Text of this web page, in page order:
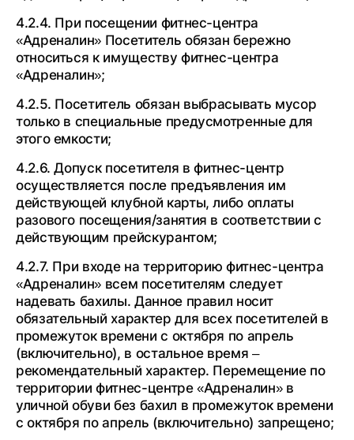
4.2.4. При посещении фитнес-центра
«Адреналин» Посетитель обязан бережно
относиться к имуществу фитнес-центра
«Адреналин»;
4.2.5. Посетитель обязан выбрасывать мусор
только в специальные предусмотренные для
этого емкости;
4.2.6. Допуск посетителя в фитнес-центр
осуществляется после предъявления им
действующей клубной карты, либо оплаты
разового посещения/занятия в соответствии с
действующим прейскурантом;
4.2.7. При входе на территорию фитнес-центра
«Адреналин» всем посетителям следует
надевать бахилы. Данное правил носит
обязательный характер для всех посетителей в
промежуток времени с октября по апрель
(включительно), в остальное время –
рекомендательный характер. Перемещение по
территории фитнес-центре «Адреналин» в
уличной обуви без бахил в промежуток времени
с октября по апрель (включительно) запрещено;